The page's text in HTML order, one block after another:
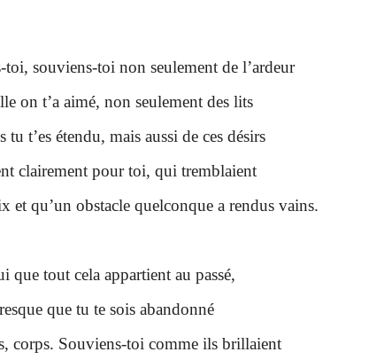
toi, souviens-toi non seulement de l’ardeur
on t’a aimé, non seulement des lits
tu t’es étendu, mais aussi de ces désirs
clairement pour toi, qui tremblaient
et qu’un obstacle quelconque a rendus vains.
que tout cela appartient au passé,
que tu te sois abandonné
corps. Souviens-toi comme ils brillaient